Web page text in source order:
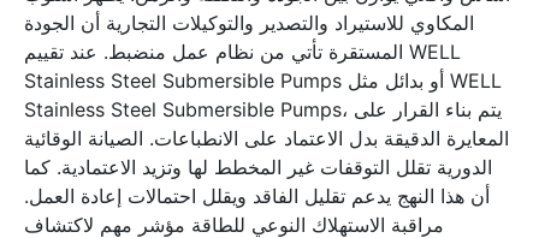
المكاوي للاستيراد والتصدير والتوكيلات التجارية أن الجودة
المستقرة تأتي من نظام عمل منضبط. عند تقييم WELL
Stainless Steel Submersible Pumps أو بدائل مثل WELL
Stainless Steel Submersible Pumps، يتم بناء القرار على
المعايرة الدقيقة بدل الاعتماد على الانطباعات. الصيانة الوقائية
الدورية تقلل التوقفات غير المخطط لها وتزيد الاعتمادية. كما
أن هذا النهج يدعم تقليل الفاقد ويقلل احتمالات إعادة العمل.
مراقبة الاستهلاك النوعي للطاقة مؤشر مهم لاكتشاف